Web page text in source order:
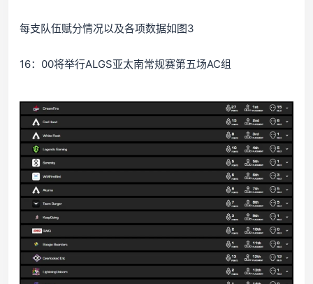
每支队伍赋分情况以及各项数据如图3
16：00将举行ALGS亚太南常规赛第五场AC组